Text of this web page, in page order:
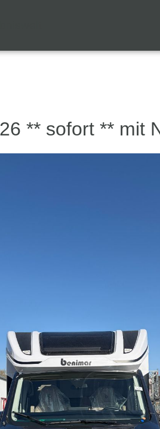
** sofort ** mit